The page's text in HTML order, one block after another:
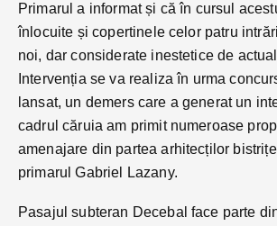
Primarul a informat și că în cursul
înlocuite și copertinele celor patru
noi, dar considerate inestetice de
Intervenția se va realiza în urma
lansat, un demers care a generat un
cadrul căruia am primit numeroase
amenajare din partea arhitecților
primarul Gabriel Lazany.
Pasajul subteran Decebal face parte